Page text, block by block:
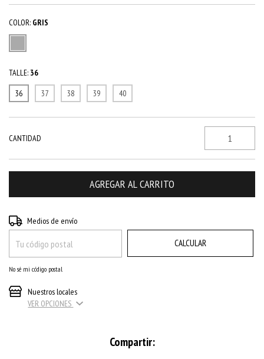
COLOR: GRIS
TALLE: 36
36
37 38 39 40
CANTIDAD
Entregas para el CP:
Medios de envío
CALCULAR
No sé mi código postal
Nuestros locales
VER OPCIONES
Compartir: